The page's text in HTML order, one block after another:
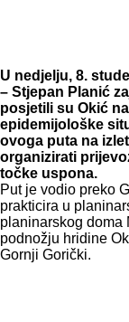
U nedjelju, 8.
– Stjepan Planić
posjetili su Okić
epidemijološke
ovoga puta na
organizirati
točke uspona.
Put je vodio preko
prakticira u
planinarskog doma
podnožju hridine
Gornji Gorički.